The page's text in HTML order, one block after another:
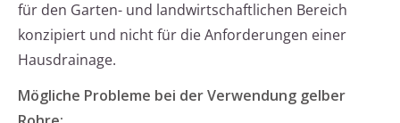
für den Garten- und landwirtschaftlichen Bereich
konzipiert und nicht für die Anforderungen einer
Hausdrainage.
Mögliche Probleme bei der Verwendung gelber